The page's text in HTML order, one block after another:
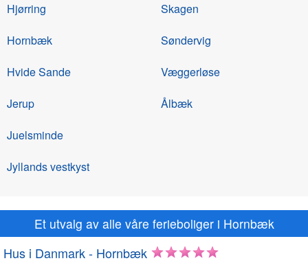
Hjørring
Hornbæk
Hvide Sande
Jerup
Juelsminde
Jyllands vestkyst
Skagen
Søndervig
Væggerløse
Ålbæk
Et utvalg av alle våre ferieboliger i Hornbæk
Hus i Danmark - Hornbæk